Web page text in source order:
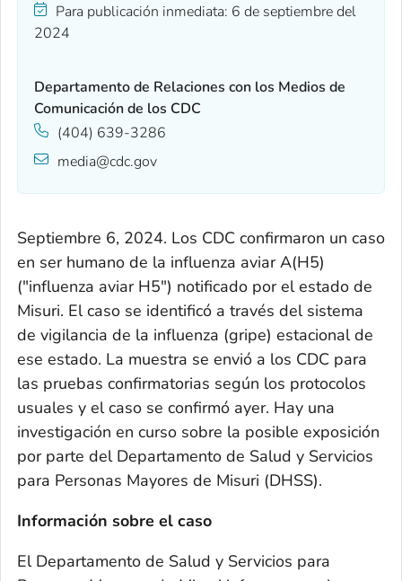
Para publicación inmediata: 6 de septiembre del
2024
Departamento de Relaciones con los Medios de
Comunicación de los CDC
(404) 639-3286
media@cdc.gov
Septiembre 6, 2024. Los CDC confirmaron un caso
en ser humano de la influenza aviar A(H5)
("influenza aviar H5") notificado por el estado de
Misuri. El caso se identificó a través del sistema
de vigilancia de la influenza (gripe) estacional de
ese estado. La muestra se envió a los CDC para
las pruebas confirmatorias según los protocolos
usuales y el caso se confirmó ayer. Hay una
investigación en curso sobre la posible exposición
por parte del Departamento de Salud y Servicios
para Personas Mayores de Misuri (DHSS).
Información sobre el caso
El Departamento de Salud y Servicios para